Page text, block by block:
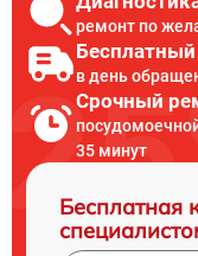
ремонт по
в день
Срочный
35 минут
Бесплатная